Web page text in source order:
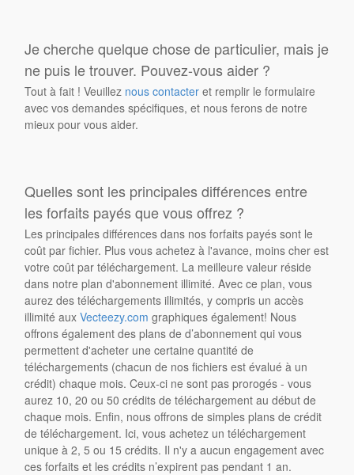
Je cherche quelque chose de particulier, mais je
ne puis le trouver. Pouvez-vous aider ?
Tout à fait ! Veuillez nous contacter et remplir le formulaire
avec vos demandes spécifiques, et nous ferons de notre
mieux pour vous aider.
Quelles sont les principales différences entre
les forfaits payés que vous offrez ?
Les principales différences dans nos forfaits payés sont le
coût par fichier. Plus vous achetez à l'avance, moins cher est
votre coût par téléchargement. La meilleure valeur réside
dans notre plan d'abonnement illimité. Avec ce plan, vous
aurez des téléchargements illimités, y compris un accès
illimité auxVecteezy.com graphiques également! Nous
offrons également des plans de d’abonnement qui vous
permettent d'acheter une certaine quantité de
téléchargements (chacun de nos fichiers est évalué à un
crédit) chaque mois. Ceux-ci ne sont pas prorogés - vous
aurez 10, 20 ou 50 crédits de téléchargement au début de
chaque mois. Enfin, nous offrons de simples plans de crédit
de téléchargement. Ici, vous achetez un téléchargement
unique à 2, 5 ou 15 crédits. Il n'y a aucun engagement avec
ces forfaits et les crédits n’expirent pas pendant 1 an.